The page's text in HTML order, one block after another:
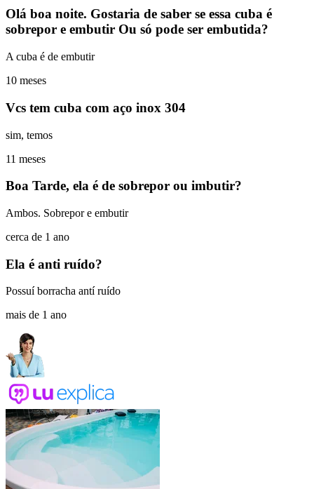
Olá boa noite. Gostaria de saber se essa cuba é
sobrepor e embutir Ou só pode ser embutida?
A cuba é de embutir
10 meses
Vcs tem cuba com aço inox 304
sim, temos
11 meses
Boa Tarde, ela é de sobrepor ou imbutir?
Ambos. Sobrepor e embutir
cerca de 1 ano
Ela é anti ruído?
Possuí borracha antí ruído
mais de 1 ano